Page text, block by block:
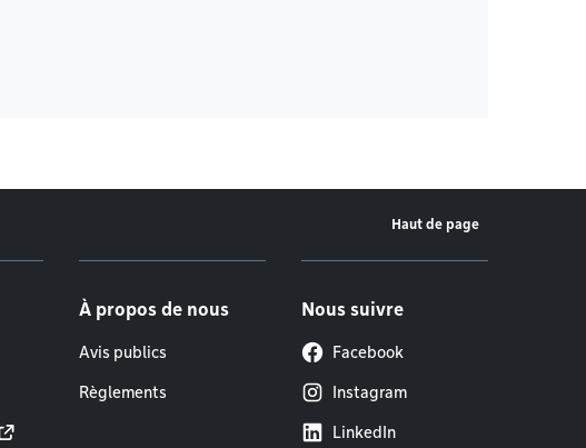
Haut de page
À propos de nous
Avis publics
Règlements
Nous suivre
Facebook
Instagram
LinkedIn